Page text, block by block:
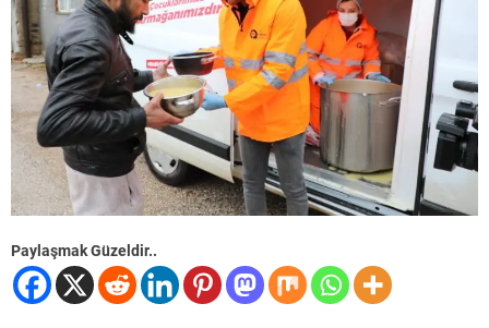
Paylaşmak Güzeldir..